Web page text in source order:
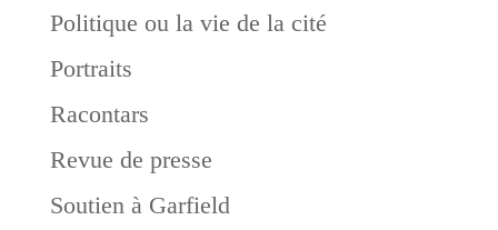
Politique ou la vie de la cité
Portraits
Racontars
Revue de presse
Soutien à Garfield